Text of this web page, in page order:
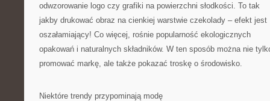
odwzorowanie logo czy grafiki na powierzchni słodkości. To tak
jakby drukować obraz na cienkiej warstwie czekolady – efekt jest
oszałamiający! Co więcej, rośnie popularność ekologicznych
opakowań i naturalnych składników. W ten sposób można nie
promować markę, ale także pokazać troskę o środowisko.
Niektóre trendy przypominają modę